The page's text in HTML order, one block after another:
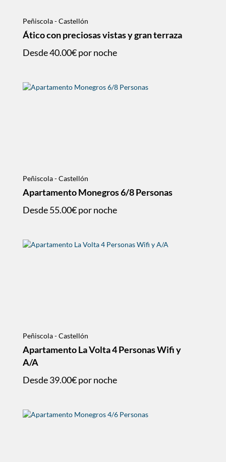
Peñiscola - Castellón
Ático con preciosas vistas y gran terraza
Desde40.00€por noche
Peñiscola - Castellón
Apartamento Monegros 6/8 Personas
Desde55.00€por noche
Peñiscola - Castellón
Apartamento La Volta 4 Personas Wifi y
A/A
Desde39.00€por noche